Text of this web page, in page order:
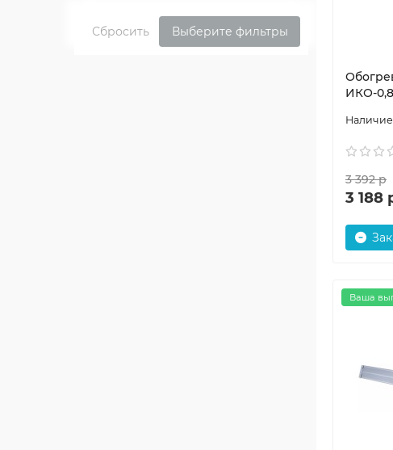
Сбросить Выберите фильтры
ИКО-0,8
3 392 р
3 188
Ваша